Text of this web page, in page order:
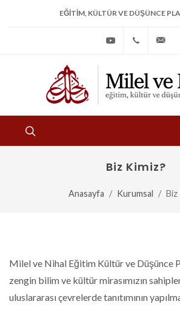
EĞITIM, KÜLTÜR VE DÜŞÜNCE
Youtube +90
533
31
Biz Kimiz?
Anasayfa Kurumsal Biz
Milel ve Nihal Eğitim Kültür ve Düşünce
zengin bilim ve kültür mirasımızın
uluslararası çevrelerde tanıtımının